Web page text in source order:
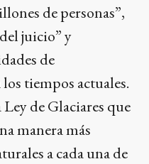
de personas”,
juicio” y
de
tiempos actuales.
de Glaciares que
manera más
a cada una de